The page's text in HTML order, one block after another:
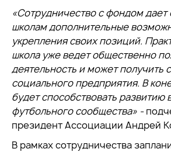
«Сотрудничество с фондом
школам дополнительные
укрепления своих позиций.
школа уже ведет общественно
деятельность и может получить
социального предприятия. В
будет способствовать развитию
футбольного сообщества» -
президент Ассоциации Андрей
В рамках сотрудничества